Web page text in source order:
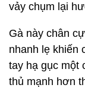
vảy chụm lại
Gà này chân
nhanh lẹ khiến
tay hạ gục một
thủ mạnh hơn